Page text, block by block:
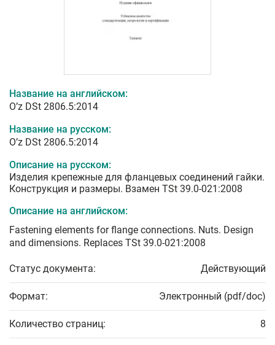
Название на английском:
O’z DSt 2806.5:2014
Название на русском:
O’z DSt 2806.5:2014
Описание на русском:
Изделия крепежные для фланцевых соединений гайки.
Конструкция и размеры. Взамен TSt 39.0-021:2008
Описание на английском:
Fastening elements for flange connections. Nuts. Design
and dimensions. Replaces TSt 39.0-021:2008
Статус документа: Действующий
Формат: Электронный (pdf/doc)
Количество страниц: 8